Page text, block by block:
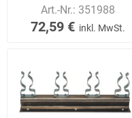
Art.-Nr.: 351988
72,59 € inkl. MwSt.